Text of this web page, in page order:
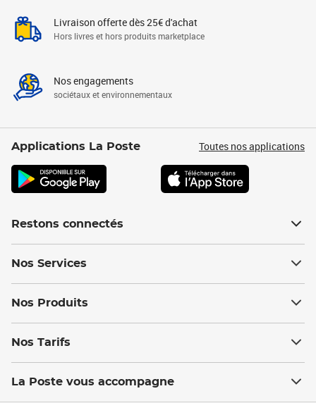
Livraison offerte dès 25€ d'achat
Hors livres et hors produits marketplace
Nos engagements
sociétaux et environnementaux
Applications La Poste Toutes nos applications
Restons connectés
Nos Services
Nos Produits
Nos Tarifs
La Poste vous accompagne